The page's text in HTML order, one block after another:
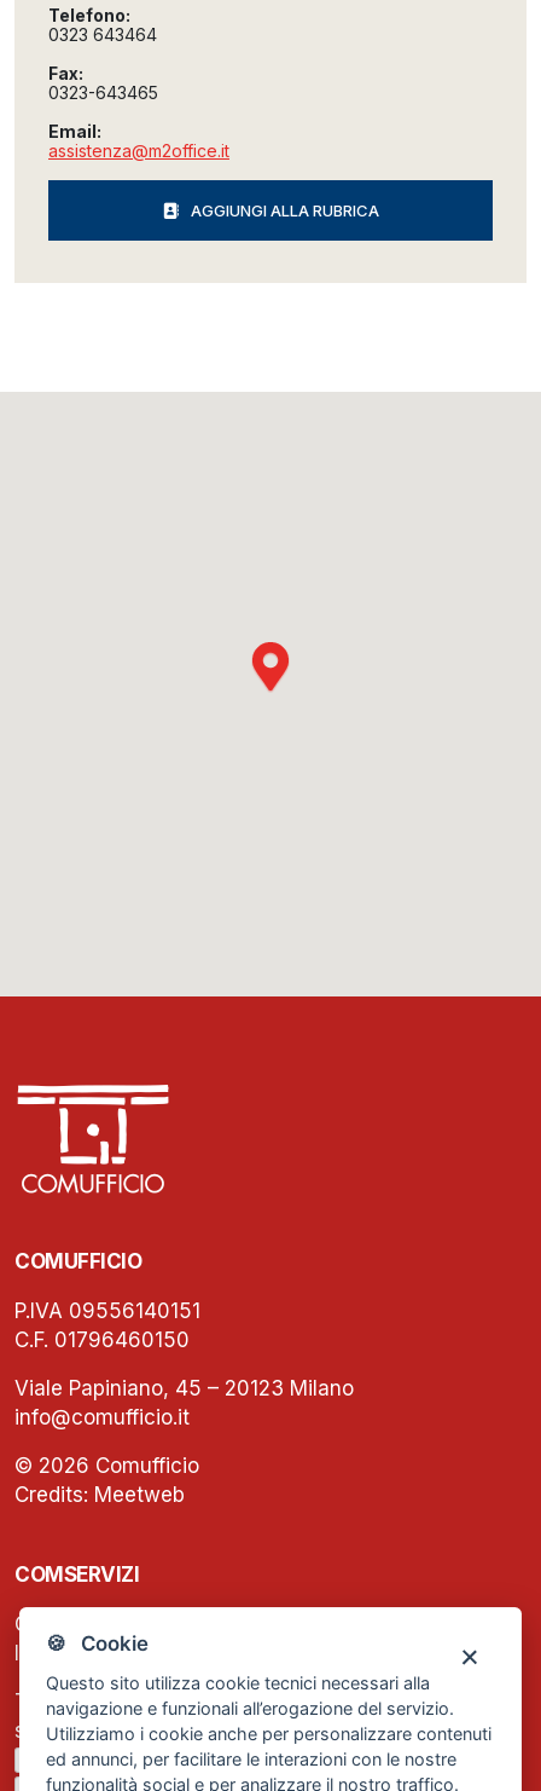
🍪 Cookie
Questo sito utilizza cookie tecnici necessari alla
navigazione e funzionali all’erogazione del servizio.
Utilizziamo i cookie anche per personalizzare contenuti
ed annunci, per facilitare le interazioni con le nostre
funzionalità social e per analizzare il nostro traffico.
Telefono:
0323 643464
Fax:
0323-643465
Email:
assistenza@m2office.it
AGGIUNGI ALLA RUBRICA
COMUFFICIO
P.IVA 09556140151
C.F. 01796460150
Viale Papiniano, 45 – 20123 Milano
info@comufficio.it
© 2026 Comufficio
Credits: Meetweb
COMSERVIZI
C.F. e P.IVA: 13474420158
Iscrizione REA Milano n. 1656740
Tel. +39 02 2838 1307
segreteria@comservizi.eu
Privacy Policy